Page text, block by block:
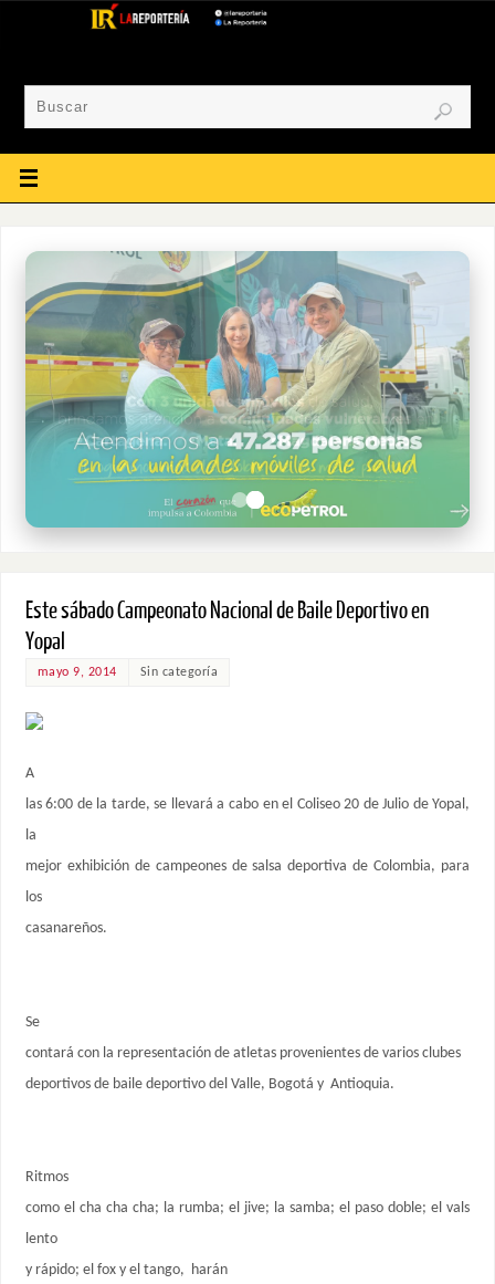
Este sábado Campeonato Nacional de Baile Deportivo en
Yopal
mayo 9, 2014 Sin categoría
A
las 6:00 de la tarde, se llevará a cabo en el Coliseo 20 de Julio de Yopal,
la
mejor exhibición de campeones de salsa deportiva de Colombia, para
los
casanareños.
Se
contará con la representación de atletas provenientes de varios clubes
deportivos de baile deportivo del Valle, Bogotá y Antioquia.
Ritmos
como el cha cha cha; la rumba; el jive; la samba; el paso doble; el vals
lento
y rápido; el fox y el tango, harán